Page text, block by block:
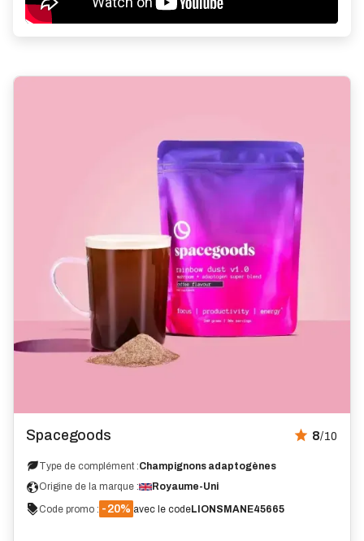
Spacegoods 8/10
Type de complément :Champignons adaptogènes
Origine de la marque :
Royaume-Uni
Code promo : -20% avec le codeLIONSMANE45665